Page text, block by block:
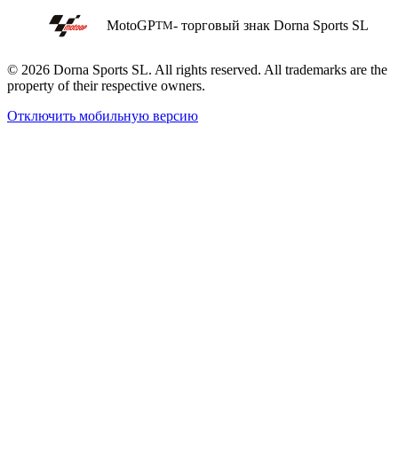
MotoGPTM- торговый знак Dorna Sports SL
© 2026 Dorna Sports SL. All rights reserved. All trademarks are the
property of their respective owners.
Отключить мобильную версию